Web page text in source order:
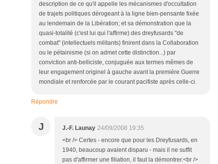
description de ce qu'il appelle les mécanismes d'occultation
de trajets politiques dérogeant à la ligne bien-pensante fixée
au lendemain de la Libération; et sa démonstration que la
quasi-totalité (c'est lui qui l'affirme) des dreyfusards "de
combat" (intellectuels militants) finirent dans la Collaboration
ou le pétainisme (si on admet cette distinction...) par
conviction anti-belliciste, conjuguée aux termes mêmes de
leur engagement originel à gauche avant la première Guerre
mondiale et renforcée par le courant pacifiste après celle-ci.
Répondre
J J.-F. Launay 24/09/2008 19:35
<br /> Certes - encore que pour les Dreyfusards, en
1940, beaucoup avaient disparu - mais il ne suffit
pas d'affirmer une filiation, il faut la démontrer.<br />